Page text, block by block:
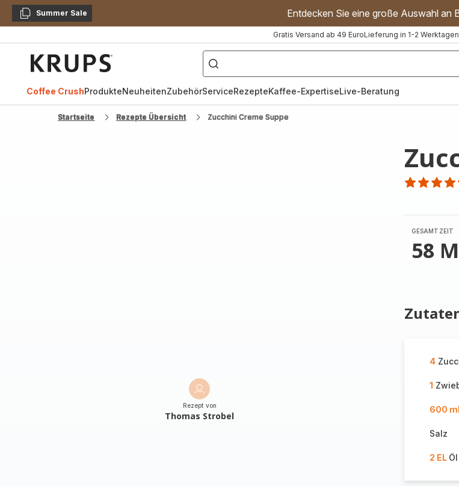
KopierenSummer Sale Entdecken Sie eine große Auswahl an
Gratis Versand ab 49 EuroLieferung in 1-2 Werktagen
["Kaffeevollautomat","Handmixer","Waffeleisen"]
Coffee CrushProdukteNeuheitenZubehörServiceRezepteKaffee-ExpertiseLive-Beratung
Startseite Rezepte Übersicht Zucchini Creme Suppe
Rezept von
Thomas Strobel
5
Sternen
(Durchschnitt)
GESAMTZEIT
58
4
1
600 ml
Salz
2 EL Öl